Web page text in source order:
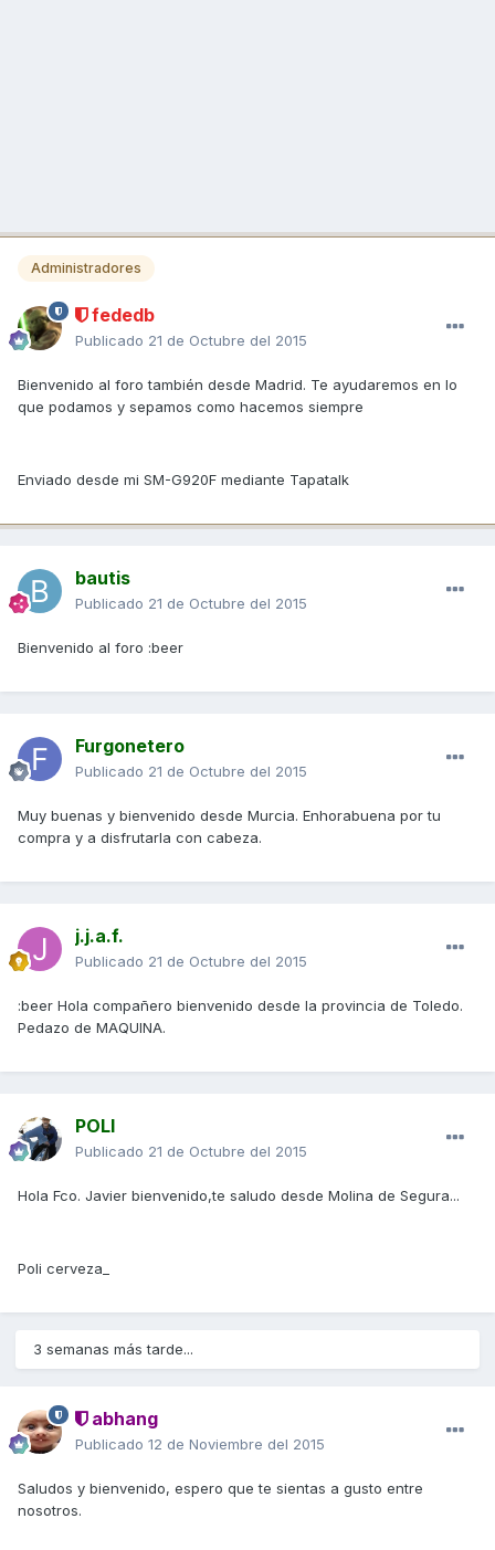
Administradores
fededb
Publicado 21 de Octubre del 2015
Bienvenido al foro también desde Madrid. Te ayudaremos en lo
que podamos y sepamos como hacemos siempre
Enviado desde mi SM-G920F mediante Tapatalk
bautis
Publicado 21 de Octubre del 2015
Bienvenido al foro :beer
Furgonetero
Publicado 21 de Octubre del 2015
Muy buenas y bienvenido desde Murcia. Enhorabuena por tu
compra y a disfrutarla con cabeza.
j.j.a.f.
Publicado 21 de Octubre del 2015
:beer Hola compañero bienvenido desde la provincia de Toledo.
Pedazo de MAQUINA.
POLI
Publicado 21 de Octubre del 2015
Hola Fco. Javier bienvenido,te saludo desde Molina de Segura...
Poli cerveza_
3 semanas más tarde...
abhang
Publicado 12 de Noviembre del 2015
Saludos y bienvenido, espero que te sientas a gusto entre
nosotros.